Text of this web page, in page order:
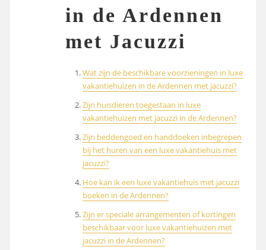
in de Ardennen
met Jacuzzi
Wat zijn de beschikbare voorzieningen in luxe
vakantiehuizen in de Ardennen met jacuzzi?
Zijn huisdieren toegestaan in luxe
vakantiehuizen met jacuzzi in de Ardennen?
Zijn beddengoed en handdoeken inbegrepen
bij het huren van een luxe vakantiehuis met
jacuzzi?
Hoe kan ik een luxe vakantiehuis met jacuzzi
boeken in de Ardennen?
Zijn er speciale arrangementen of kortingen
beschikbaar voor luxe vakantiehuizen met
jacuzzi in de Ardennen?